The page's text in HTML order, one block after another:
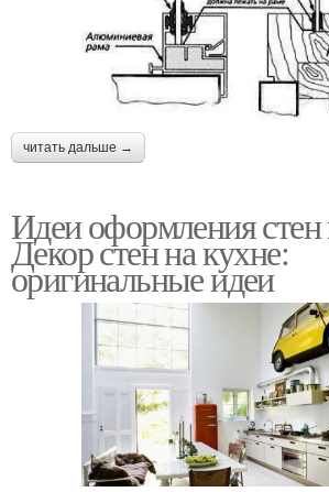
читать дальше →
Идеи оформления стен
Декор стен на кухне:
оригинальные идеи